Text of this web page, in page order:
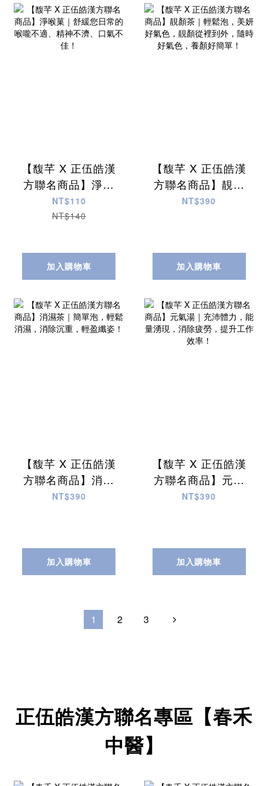
【馥芊 X 正伍皓漢
方聯名商品】淨喉
菓｜舒緩您日常的
喉嚨不適、精神不
NT$110
NT$140
加入購物車
【馥芊 X 正伍皓漢
方聯名商品】靚顏
茶｜輕鬆泡，美妍
NT$390
加入購物車
【馥芊 X 正伍皓漢
方聯名商品】消濕
茶｜簡單泡，輕鬆
NT$390
加入購物車
【馥芊 X 正伍皓漢
方聯名商品】元氣
湯｜充沛體力，能
NT$390
加入購物車
1 2 3
正伍皓漢方聯名專區【春禾
中醫】